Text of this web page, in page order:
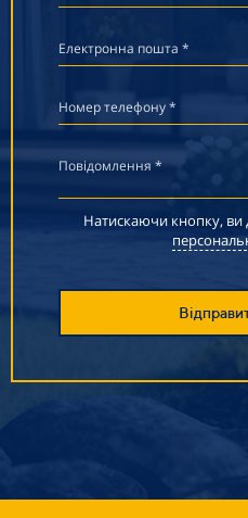
Електронна пошта *
Номер телефону *
Повідомлення *
Натискаючи кнопку, ви